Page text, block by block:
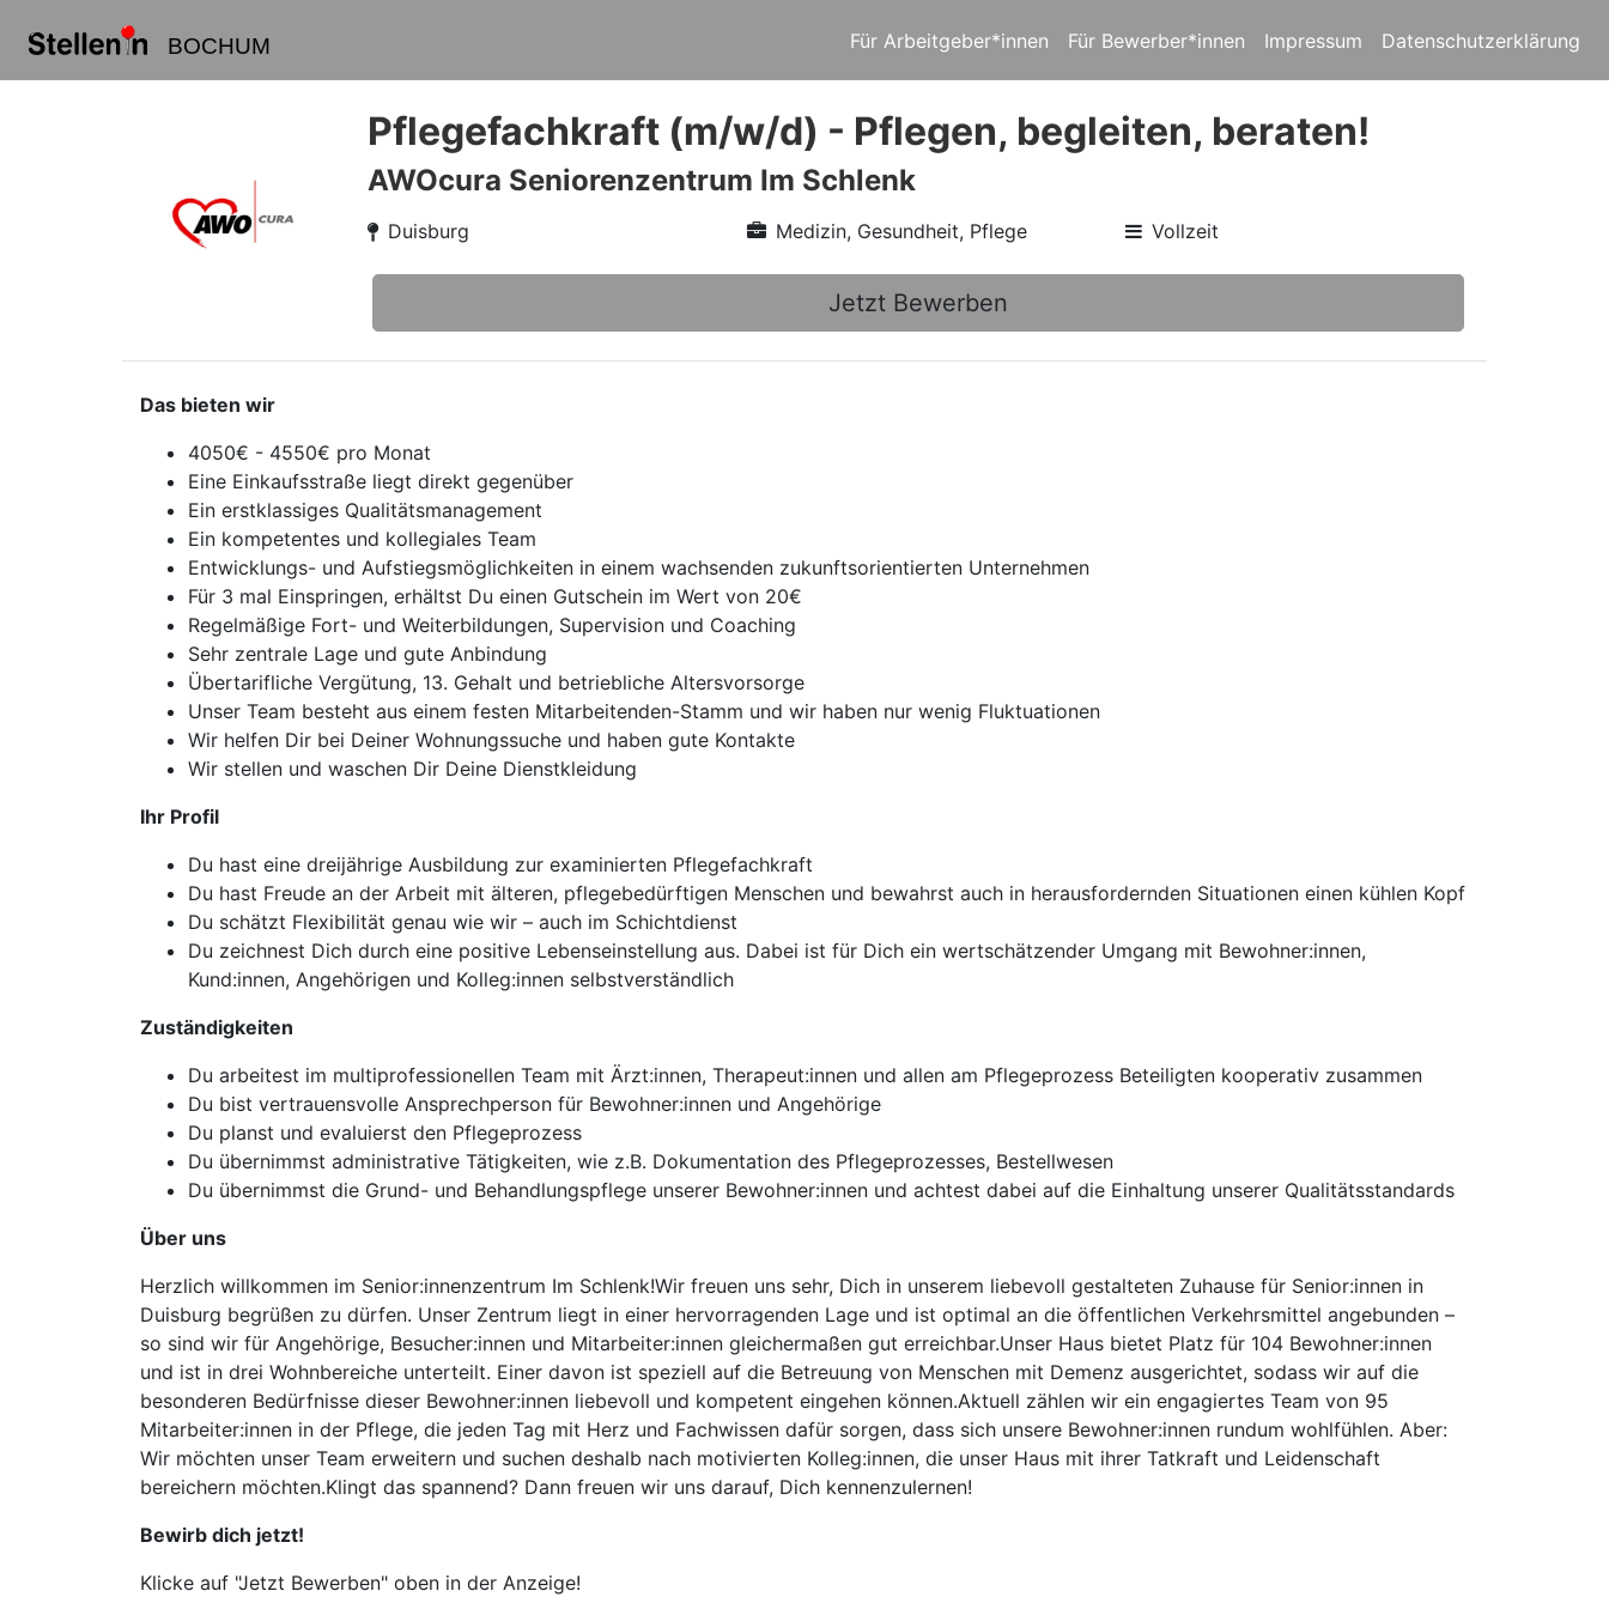
BOCHUM Für Arbeitgeber*innen Für Bewerber*innen Impressum Datenschutzerklärung
Pflegefachkraft (m/w/d) - Pflegen, begleiten, beraten!
AWOcura Seniorenzentrum Im Schlenk
Duisburg Medizin, Gesundheit, Pflege Vollzeit
Jetzt Bewerben
Das bieten wir
4050€ - 4550€ pro Monat
Eine Einkaufsstraße liegt direkt gegenüber
Ein erstklassiges Qualitätsmanagement
Ein kompetentes und kollegiales Team
Entwicklungs- und Aufstiegsmöglichkeiten in einem wachsenden zukunftsorientierten Unternehmen
Für 3 mal Einspringen, erhältst Du einen Gutschein im Wert von 20€
Regelmäßige Fort- und Weiterbildungen, Supervision und Coaching
Sehr zentrale Lage und gute Anbindung
Übertarifliche Vergütung, 13. Gehalt und betriebliche Altersvorsorge
Unser Team besteht aus einem festen Mitarbeitenden-Stamm und wir haben nur wenig Fluktuationen
Wir helfen Dir bei Deiner Wohnungssuche und haben gute Kontakte
Wir stellen und waschen Dir Deine Dienstkleidung
Ihr Profil
Du hast eine dreijährige Ausbildung zur examinierten Pflegefachkraft
Du hast Freude an der Arbeit mit älteren, pflegebedürftigen Menschen und bewahrst auch in herausfordernden Situationen einen kühlen Kopf
Du schätzt Flexibilität genau wie wir – auch im Schichtdienst
Du zeichnest Dich durch eine positive Lebenseinstellung aus. Dabei ist für Dich ein wertschätzender Umgang mit Bewohner:innen,
Kund:innen, Angehörigen und Kolleg:innen selbstverständlich
Zuständigkeiten
Du arbeitest im multiprofessionellen Team mit Ärzt:innen, Therapeut:innen und allen am Pflegeprozess Beteiligten kooperativ zusammen
Du bist vertrauensvolle Ansprechperson für Bewohner:innen und Angehörige
Du planst und evaluierst den Pflegeprozess
Du übernimmst administrative Tätigkeiten, wie z.B. Dokumentation des Pflegeprozesses, Bestellwesen
Du übernimmst die Grund- und Behandlungspflege unserer Bewohner:innen und achtest dabei auf die Einhaltung unserer Qualitätsstandards
Über uns
Herzlich willkommen im Senior:innenzentrum Im Schlenk!Wir freuen uns sehr, Dich in unserem liebevoll gestalteten Zuhause für Senior:innen in
Duisburg begrüßen zu dürfen. Unser Zentrum liegt in einer hervorragenden Lage und ist optimal an die öffentlichen Verkehrsmittel angebunden –
so sind wir für Angehörige, Besucher:innen und Mitarbeiter:innen gleichermaßen gut erreichbar.Unser Haus bietet Platz für 104 Bewohner:innen
und ist in drei Wohnbereiche unterteilt. Einer davon ist speziell auf die Betreuung von Menschen mit Demenz ausgerichtet, sodass wir auf die
besonderen Bedürfnisse dieser Bewohner:innen liebevoll und kompetent eingehen können.Aktuell zählen wir ein engagiertes Team von 95
Mitarbeiter:innen in der Pflege, die jeden Tag mit Herz und Fachwissen dafür sorgen, dass sich unsere Bewohner:innen rundum wohlfühlen. Aber:
Wir möchten unser Team erweitern und suchen deshalb nach motivierten Kolleg:innen, die unser Haus mit ihrer Tatkraft und Leidenschaft
bereichern möchten.Klingt das spannend? Dann freuen wir uns darauf, Dich kennenzulernen!
Bewirb dich jetzt!
Klicke auf "Jetzt Bewerben" oben in der Anzeige!